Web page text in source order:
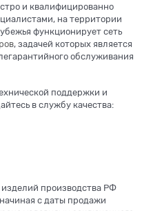
и квалифицированно
на территории
функционирует сеть
, задачей которых является
обслуживания
поддержки и
в службу качества:
производства РФ
с даты продажи